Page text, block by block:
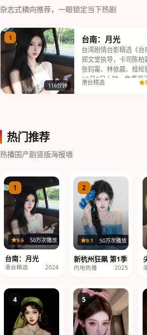
杂志式横向推荐，一眼锁定当下热剧
1
116分钟
台南：月光
台湾剧情台影精选《台
郑文堂执导，卡司陈柏
张钧甯、林依晨、桂纶
12月2日上映，免费高
港台精选
热门推荐
热播国产剧竖版海报墙
1
116分钟
9.6 50万次播放
台南：月光
港台精选 2024
2
24集
9.1 50万次播放
新杭州狂飙 第1季
内地热播 2025
4 5